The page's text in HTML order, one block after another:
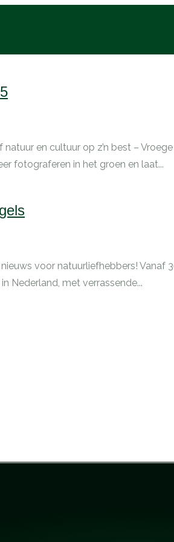
en cultuur op z’n best –
fotograferen in het groen en laat...
voor natuurliefhebbers! Vanaf
Nederland, met verrassende...